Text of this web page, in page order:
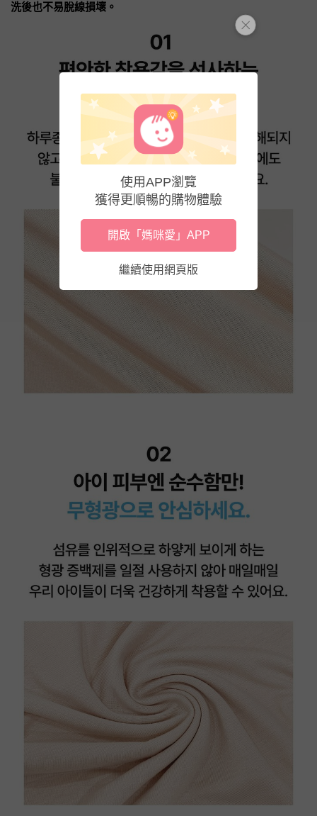
洗後也不易脫線損壞。
使用APP瀏覽
獲得更順暢的購物體驗
開啟「媽咪愛」APP
繼續使用網頁版